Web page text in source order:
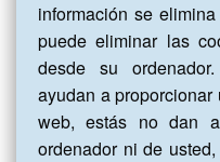
información se
puede eliminar las
desde su
ayudan a
web, estás no dan
ordenador ni de